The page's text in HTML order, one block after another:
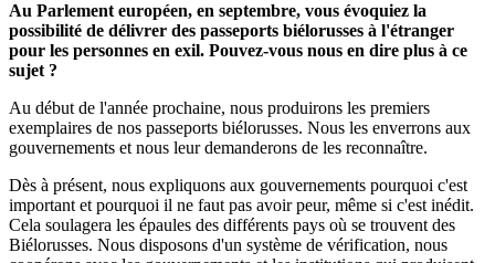
Au Parlement européen, en septembre, vous évoquiez la
possibilité de délivrer des passeports biélorusses à l'étranger
pour les personnes en exil. Pouvez-vous nous en dire plus à ce
sujet ?
Au début de l'année prochaine, nous produirons les premiers
exemplaires de nos passeports biélorusses. Nous les enverrons aux
gouvernements et nous leur demanderons de les reconnaître.
Dès à présent, nous expliquons aux gouvernements pourquoi c'est
important et pourquoi il ne faut pas avoir peur, même si c'est inédit.
Cela soulagera les épaules des différents pays où se trouvent des
Biélorusses. Nous disposons d'un système de vérification, nous